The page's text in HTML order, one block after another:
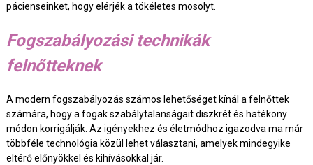
pácienseinket, hogy elérjék a tökéletes mosolyt.
Fogszabályozási technikák
felnőtteknek
A modern fogszabályozás számos lehetőséget kínál a felnőttek
számára, hogy a fogak szabálytalanságait diszkrét és hatékony
módon korrigálják. Az igényekhez és életmódhoz igazodva ma már
többféle technológia közül lehet választani, amelyek mindegyike
eltérő előnyökkel és kihívásokkal jár.